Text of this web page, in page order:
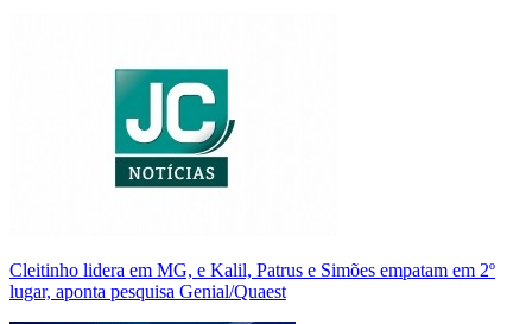
Cleitinho lidera em MG, e Kalil, Patrus e Simões empatam em 2º
lugar, aponta pesquisa Genial/Quaest